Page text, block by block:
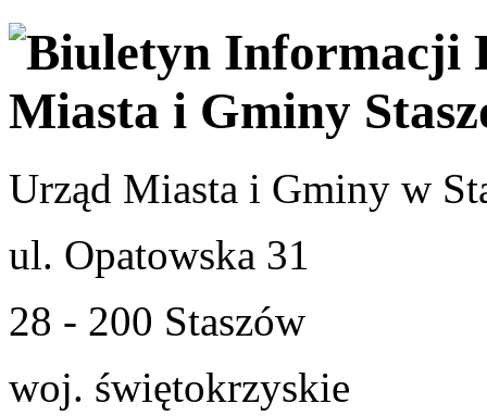
Urząd Miasta i Gminy w
ul. Opatowska 31
28 - 200 Staszów
woj. świętokrzyskie